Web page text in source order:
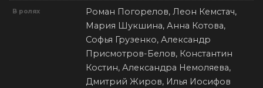
В ролях
Роман Погорелов, Леон Кемстач,
Мария Шукшина, Анна Котова,
Софья Грузенко, Александр
Присмотров-Белов, Константин
Костин, Александра Немоляева,
Дмитрий Жиров, Илья Иосифов